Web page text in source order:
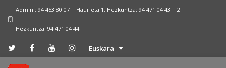
Admin.: 94 453 80 07 | Haur eta 1. Hezkuntza: 94 471 04 43 | 2.
Hezkuntza: 94 471 04 44
Euskara